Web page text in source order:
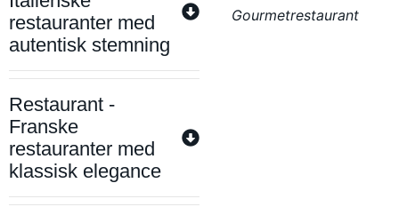
restauranter med
autentisk stemning
Restaurant -
Franske
restauranter med
klassisk elegance
Gourmetrestaurant